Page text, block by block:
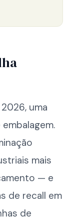
uma
mais
— e
de recall em
de